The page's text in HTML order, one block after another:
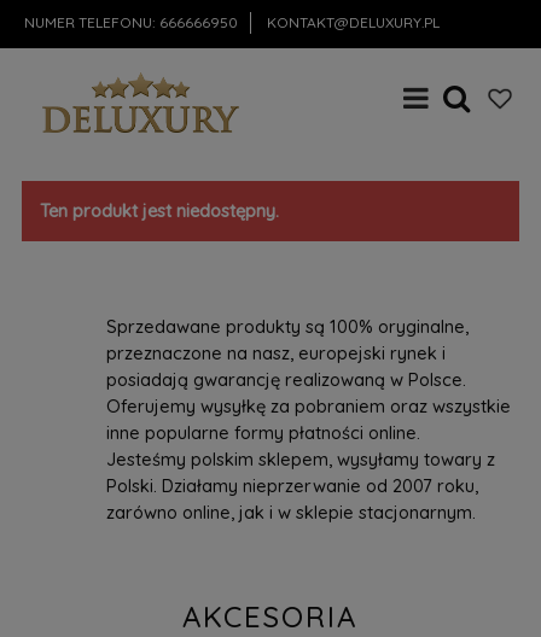
NUMER TELEFONU: 666666950 KONTAKT@DELUXURY.PL
Ten produkt jest niedostępny.
Sprzedawane produkty są 100% oryginalne,
przeznaczone na nasz, europejski rynek i
posiadają gwarancję realizowaną w Polsce.
Oferujemy wysyłkę za pobraniem oraz wszystkie
inne popularne formy płatności online.
Jesteśmy polskim sklepem, wysyłamy towary z
Polski. Działamy nieprzerwanie od 2007 roku,
zarówno online, jak i w sklepie stacjonarnym.
AKCESORIA